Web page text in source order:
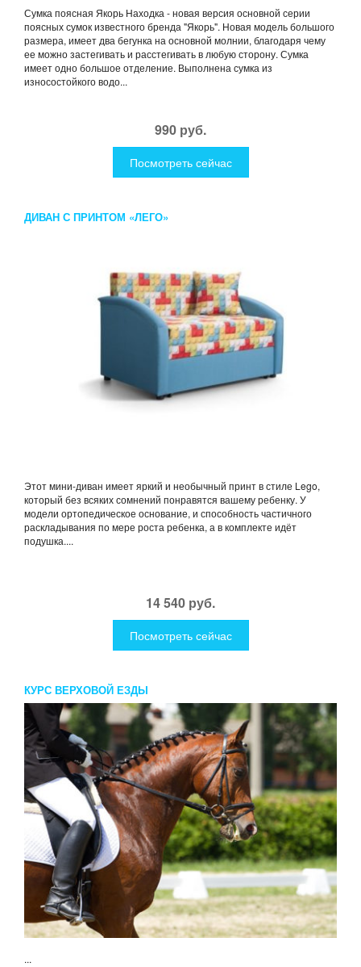
Сумка поясная Якорь Находка - новая версия основной серии
поясных сумок известного бренда "Якорь". Новая модель большого
размера, имеет два бегунка на основной молнии, благодаря чему
ее можно застегивать и расстегивать в любую сторону. Сумка
имеет одно большое отделение. Выполнена сумка из
износостойкого водо...
990 руб.
Посмотреть сейчас
ДИВАН С ПРИНТОМ «ЛЕГО»
Этот мини-диван имеет яркий и необычный принт в стиле Lego,
который без всяких сомнений понравятся вашему ребенку. У
модели ортопедическое основание, и способность частичного
раскладывания по мере роста ребенка, а в комплекте идёт
подушка....
14 540 руб.
Посмотреть сейчас
КУРС ВЕРХОВОЙ ЕЗДЫ
...